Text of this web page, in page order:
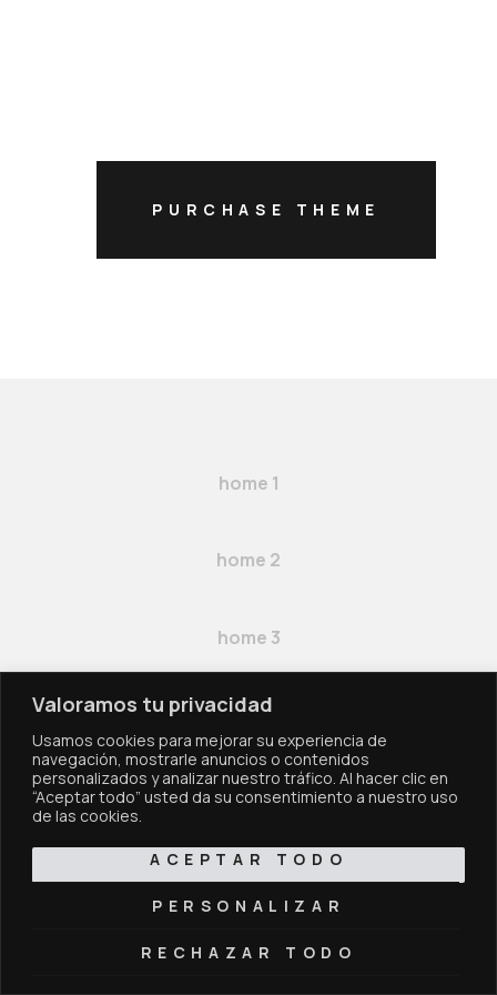
Valoramos tu privacidad
Usamos cookies para mejorar su experiencia de
navegación, mostrarle anuncios o contenidos
personalizados y analizar nuestro tráfico. Al hacer clic en
“Aceptar todo” usted da su consentimiento a nuestro uso
de las cookies.
PERSONALIZAR
RECHAZAR TODO
ACEPTAR TODO
PURCHASE THEME
home 1
home 2
home 3
AxiomThemes© 2021. All rights
reserved.
Facebook Twitter Instagram